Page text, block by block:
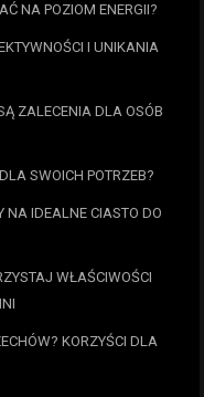
NA POZIOM ENERGII?
I UNIKANIA
ZALECENIA DLA OSÓB
SWOICH POTRZEB?
NA IDEALNE CIASTO DO
WŁAŚCIWOŚCI
KORZYŚCI DLA